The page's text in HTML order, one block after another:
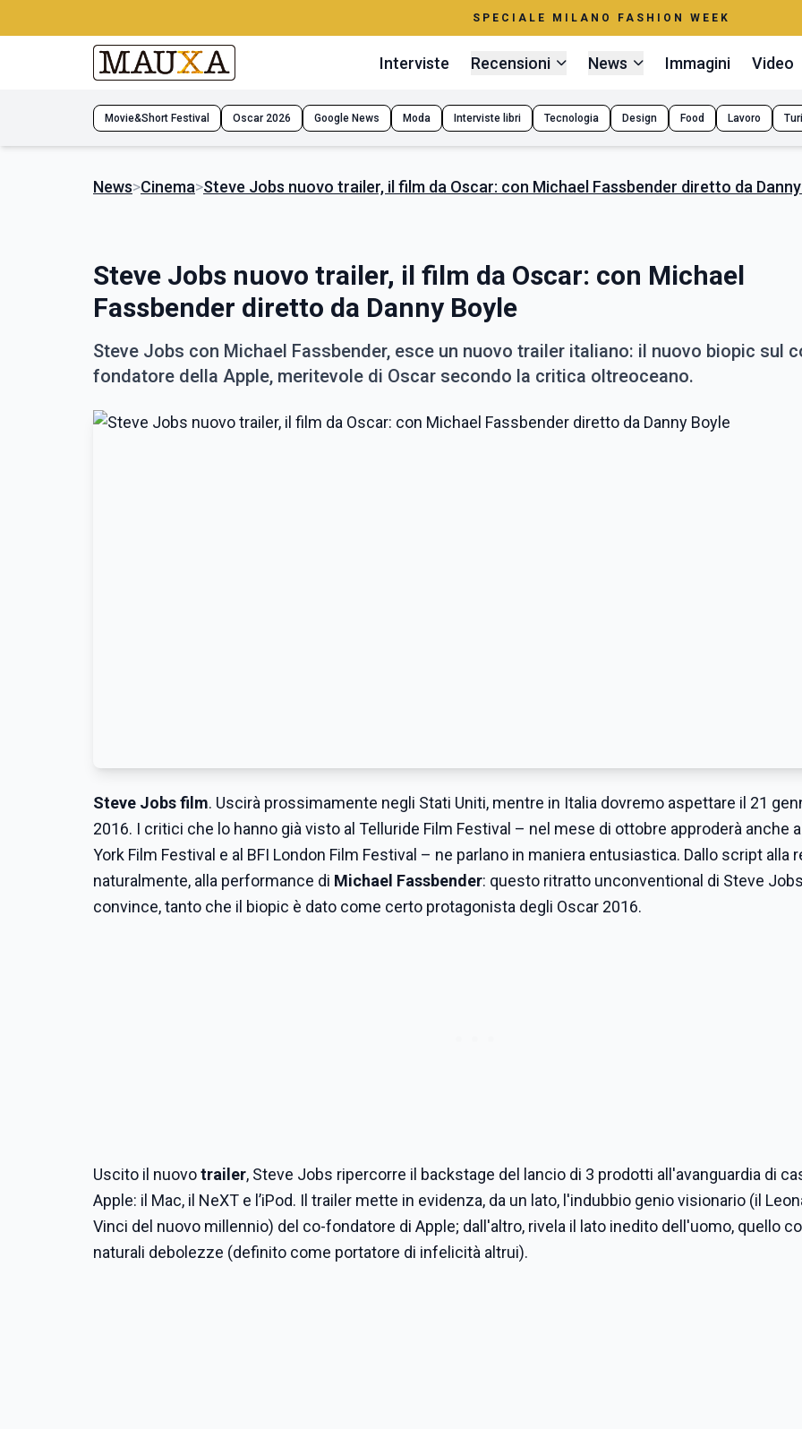
SPECIALE MILANO FASHION WEEK
Interviste Recensioni News Immagini Video
Movie&Short Festival Oscar 2026 Google News Moda Interviste libri Tecnologia Design Food Lavoro
News>Cinema>Steve Jobs nuovo trailer, il film da Oscar: con Michael Fassbender diretto da
Steve Jobs nuovo trailer, il film da Oscar: con Michael
Fassbender diretto da Danny Boyle
Steve Jobs con Michael Fassbender, esce un nuovo trailer italiano: il nuovo biopic sul
fondatore della Apple, meritevole di Oscar secondo la critica oltreoceano.
Steve Jobs film. Uscirà prossimamente negli Stati Uniti, mentre in Italia dovremo aspettare il 21
2016. I critici che lo hanno già visto al Telluride Film Festival – nel mese di ottobre approderà anche
York Film Festival e al BFI London Film Festival – ne parlano in maniera entusiastica. Dallo script alla
naturalmente, alla performance di Michael Fassbender: questo ritratto unconventional di Steve
convince, tanto che il biopic è dato come certo protagonista degli Oscar 2016.
Uscito il nuovotrailer, Steve Jobs ripercorre il backstage del lancio di 3 prodotti all'avanguardia di
Apple: il Mac, il NeXT e l’iPod. Il trailer mette in evidenza, da un lato, l'indubbio genio visionario (il
Vinci del nuovo millennio) del co-fondatore di Apple; dall'altro, rivela il lato inedito dell'uomo, quello
naturali debolezze (definito come portatore di infelicità altrui).